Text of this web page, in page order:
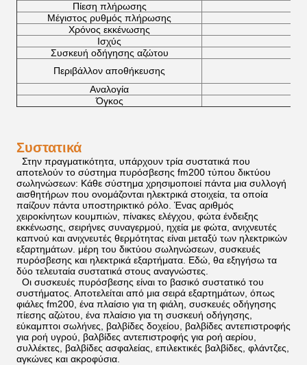
Πίεση πλήρωσης
Μέγιστος ρυθμός πλήρωσης
Χρόνος εκκένωσης
Ισχύς
Συσκευή οδήγησης αζώτου
Περιβάλλον αποθήκευσης
Αναλογία
Όγκος
Συστατικά
Στην πραγματικότητα, υπάρχουν τρία συστατικά που
αποτελούν το σύστημα πυρόσβεσης fm200 τύπου δικτύου
σωληνώσεων: Κάθε σύστημα χρησιμοποιεί πάντα μια συλλογή
αισθητήρων που ονομάζονται ηλεκτρικά στοιχεία, τα οποία
παίζουν πάντα υποστηρικτικό ρόλο. Ένας αριθμός
χειροκίνητων κουμπιών, πίνακες ελέγχου, φώτα ένδειξης
εκκένωσης, σειρήνες συναγερμού, ηχεία με φώτα, ανιχνευτές
καπνού και ανιχνευτές θερμότητας είναι μεταξύ των ηλεκτρικών
εξαρτημάτων. μέρη του δικτύου σωληνώσεων, συσκευές
πυρόσβεσης και ηλεκτρικά εξαρτήματα. Εδώ, θα εξηγήσω τα
δύο τελευταία συστατικά στους αναγνώστες.
Οι συσκευές πυρόσβεσης είναι το βασικό συστατικό του
συστήματος. Αποτελείται από μια σειρά εξαρτημάτων, όπως
φιάλες fm200, ένα πλαίσιο για τη φιάλη, συσκευές οδήγησης
πίεσης αζώτου, ένα πλαίσιο για τη συσκευή οδήγησης,
εύκαμπτοι σωλήνες, βαλβίδες δοχείου, βαλβίδες αντεπιστροφής
για ροή υγρού, βαλβίδες αντεπιστροφής για ροή αερίου,
συλλέκτες, βαλβίδες ασφαλείας, επιλεκτικές βαλβίδες, φλάντζες,
αγκώνες και ακροφύσια.